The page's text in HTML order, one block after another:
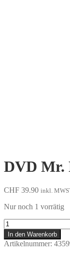
DVD Mr.
CHF 39.90 inkl.
Nur noch 1 vorrätig
Mr.
Babysitter
Menge
In den Warenkorb
Artikelnummer: